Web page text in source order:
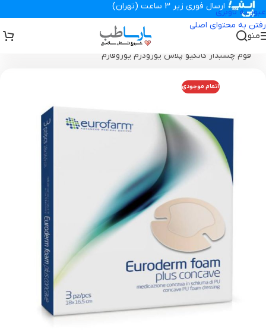
عبور به ناوبری
رفتن به محتوای اصلی
ارسال فوری زیر 3 ساعت (تهران)
منو
تجهیزات پزشکی پارساطب انواع پانسمان زخم
پانسمان
فوم چسبدار کانکیو پلاس یورودرم یوروفارم
اتمام موجودی